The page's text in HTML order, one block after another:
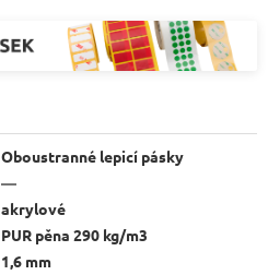
Oboustranné lepicí pásky
—
akrylové
PUR pěna 290 kg/m3
1,6 mm